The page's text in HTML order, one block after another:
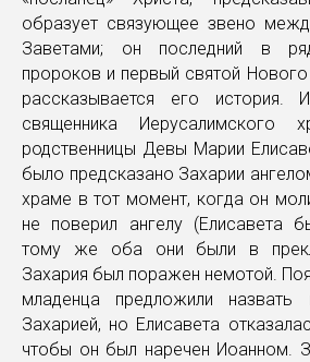
образует связующее звено
Заветами; он последний в
пророков и первый святой
рассказывается его
священника Иерусалимского
родственницы Девы Марии
было предсказано Захарии
храме в тот момент, когда он
не поверил ангелу (Елисавета
тому же оба они были в
Захария был поражен немотой.
младенца предложили
Захарией, но Елисавета
чтобы он был наречен Иоанном.